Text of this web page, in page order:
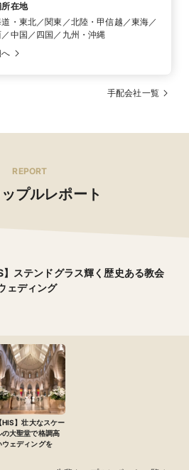
所在地
・東北／関東／北陸・甲信越／東海／
中国／四国／九州・沖縄
手配会社一覧
REPORT
プルレポート
】ステンドグラス輝く歴史ある教会
ェディング
HIS】壮大なスケー
の大聖堂で格調高
ウェディングを